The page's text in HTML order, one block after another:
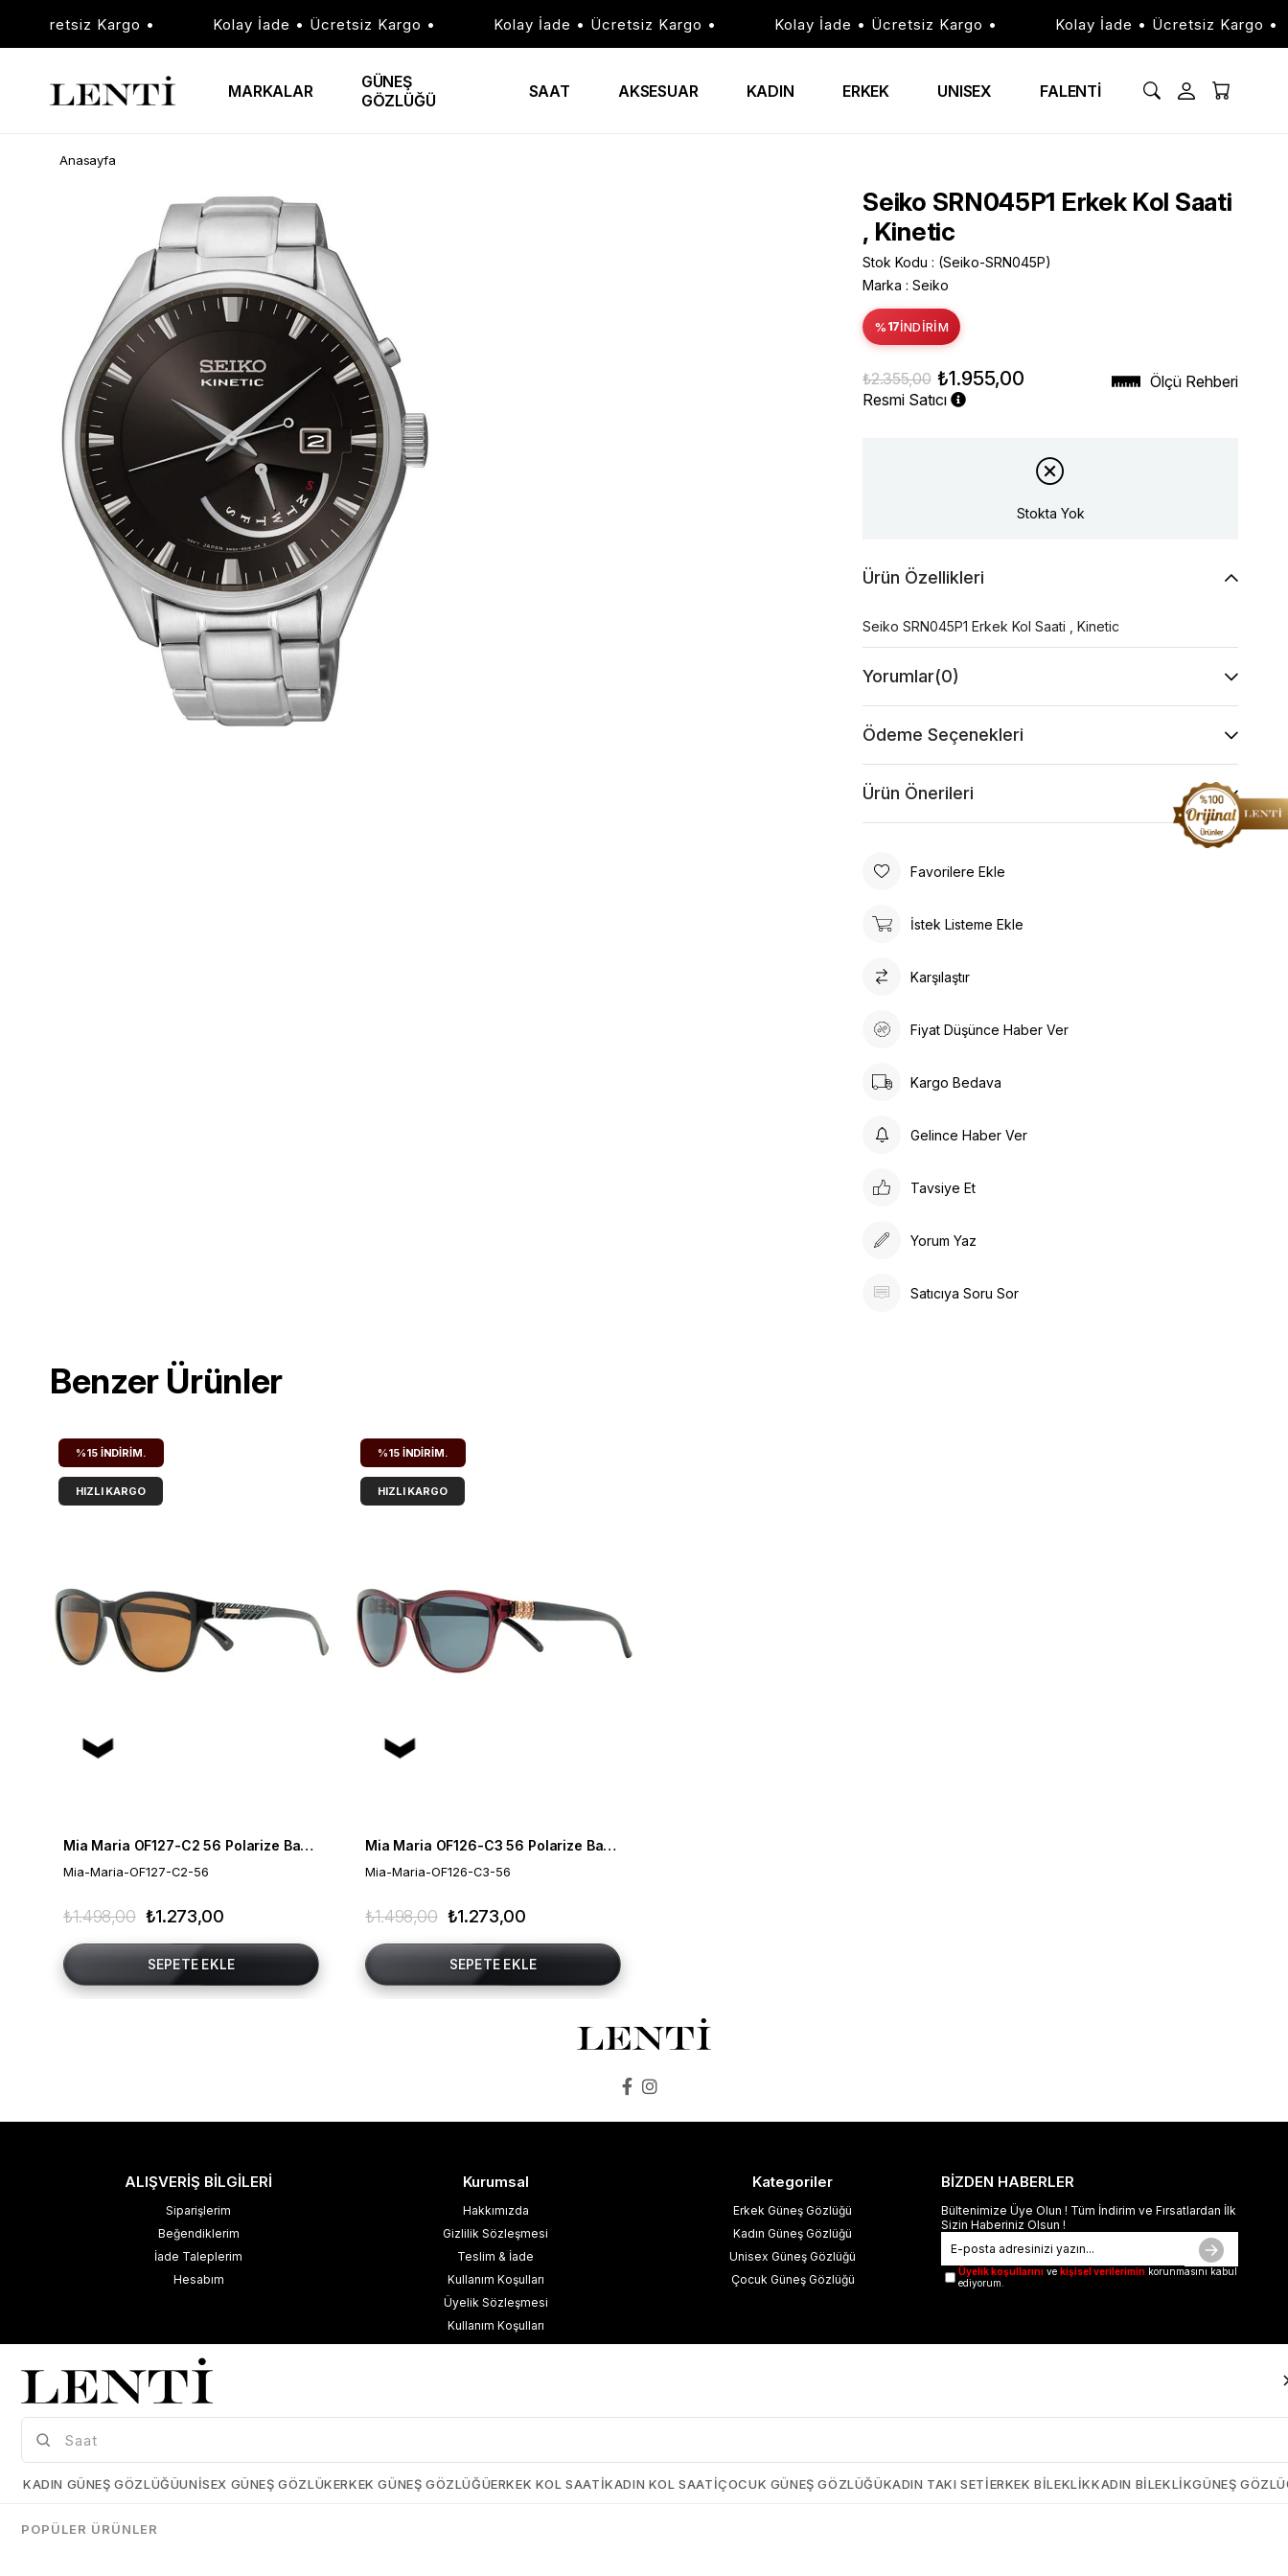
Ücretsiz Kargo • Kolay İade • Ücretsiz Kargo • Kolay İade • Ücretsiz Kargo • Kolay İade • Ücretsiz Kargo • Kolay İade • Ücretsiz Kargo •
MARKALAR
GÜNEŞ
GÖZLÜĞÜ
SAAT AKSESUAR KADIN ERKEK UNISEX FALENTİ
Anasayfa
Seiko SRN045P1 Erkek Kol Saati
, Kinetic
Stok Kodu
(Seiko-SRN045P)
Marka : Seiko
% 17İNDIRIM
₺2.355,00 ₺1.955,00
Resmi Satıcı
Ölçü Rehberi
Stokta Yok
Ürün Özellikleri
Seiko SRN045P1 Erkek Kol Saati , Kinetic
Yorumlar(0)
Ödeme Seçenekleri
Ürün Önerileri
Favorilere Ekle
İstek Listeme Ekle
Karşılaştır
Fiyat Düşünce Haber Ver
Kargo Bedava
Gelince Haber Ver
Tavsiye Et
Yorum Yaz
Satıcıya Soru Sor
Benzer Ürünler
Mia Maria OF127-C2 56 Polarize Bayan Güneş Gözlüğü
Mia-Maria-OF127-C2-56
₺1.273,00
₺1.498,00
SEPETE EKLE
%15 İNDIRIM.
HIZLI KARGO
Mia Maria OF126-C3 56 Polarize Bayan Güneş Gözlüğü
Mia-Maria-OF126-C3-56
₺1.273,00
₺1.498,00
SEPETE EKLE
%15 İNDIRIM.
HIZLI KARGO
ALIŞVERİŞ BİLGİLERİ
Siparişlerim
Beğendiklerim
İade Taleplerim
Hesabım
Kurumsal
Hakkımızda
Gizlilik Sözleşmesi
Teslim & İade
Kullanım Koşulları
Üyelik Sözleşmesi
Kullanım Koşulları
Mesafeli Satış Sözleşmesi
Blog
Kategoriler
Erkek Güneş Gözlüğü
Kadın Güneş Gözlüğü
Unisex Güneş Gözlüğü
Çocuk Güneş Gözlüğü
BİZDEN HABERLER
Bültenimize Üye Olun ! Tüm İndirim ve Fırsatlardan İlk
Sizin Haberiniz Olsun !
Üyelik koşullarını ve kişisel verilerimin korunmasını kabul
ediyorum.
Çerez Kullanımı
kullanmaktayız. Detaylı bilgi için kişisel verilerin korunması hakkında
açıklama metnimizi inceleyebilirsiniz.
KADIN GÜNEŞ GÖZLÜĞÜUNISEX GÜNEŞ GÖZLÜKERKEK GÜNEŞ GÖZLÜĞÜERKEK KOL SAATIKADIN KOL SAATIÇOCUK GÜNEŞ GÖZLÜĞÜKADIN TAKI SETIERKEK BILEKLIKKADIN BILEKLIKGÜNEŞ
POPÜLER ÜRÜNLER